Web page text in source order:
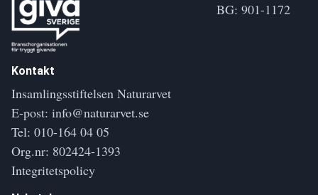
BG: 901-1172
Kontakt
Insamlingsstiftelsen Naturarvet
E-post: info@naturarvet.se
Tel: 010-164 04 05
Org.nr: 802424-1393
Integritetspolicy